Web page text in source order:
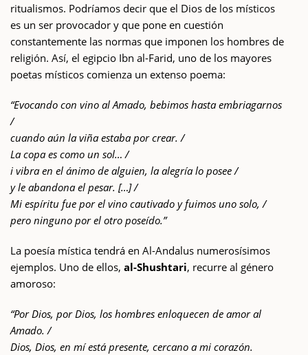
ritualismos. Podríamos decir que el Dios de los místicos
es un ser provocador y que pone en cuestión
constantemente las normas que imponen los hombres de
religión. Así, el egipcio Ibn al-Farid, uno de los mayores
poetas místicos comienza un extenso poema:
“Evocando con vino al Amado, bebimos hasta embriagarnos
/
cuando aún la viña estaba por crear. /
La copa es como un sol… /
i vibra en el ánimo de alguien, la alegría lo posee /
y le abandona el pesar. […] /
Mi espíritu fue por el vino cautivado y fuimos uno solo, /
pero ninguno por el otro poseído.”
La poesía mística tendrá en Al-Andalus numerosísimos
ejemplos. Uno de ellos, al-Shushtari, recurre al género
amoroso:
“Por Dios, por Dios, los hombres enloquecen de amor al
Amado. /
Dios, Dios, en mí está presente, cercano a mi corazón.